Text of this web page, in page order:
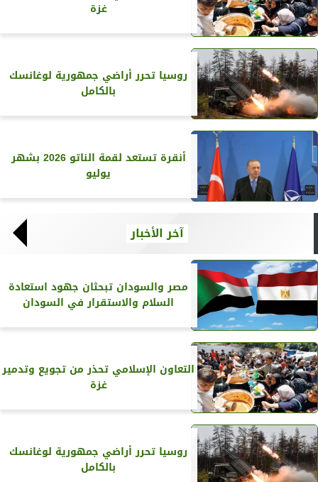
غزة
روسيا تحرر أراضي جمهورية لوغانسك
بالكامل
أنقرة تستعد لقمة الناتو 2026 بشهر
يوليو
آخر الأخبار
مصر والسودان تبحثان جهود استعادة
السلام والاستقرار في السودان
التعاون الإسلامي تحذر من تجويع وتدمير
غزة
روسيا تحرر أراضي جمهورية لوغانسك
بالكامل